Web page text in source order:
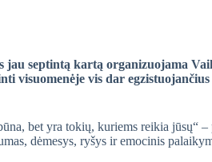
jau septintą kartą organizuojama
visuomenėje vis dar
bet yra tokių, kuriems reikia jūsų“
dėmesys, ryšys ir emocinis